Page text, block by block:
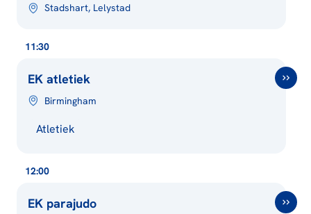
Stadshart, Lelystad
11:30
EK atletiek
Birmingham
Atletiek
12:00
EK parajudo